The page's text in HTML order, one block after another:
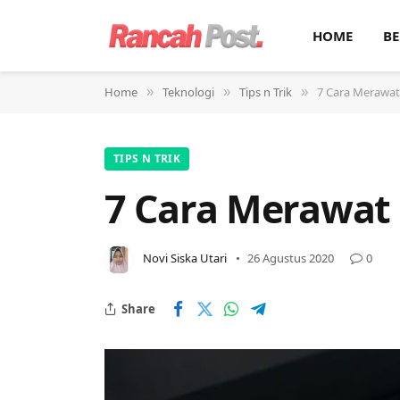
HOME
Home » Teknologi » Tips n Trik » 7 Cara
TIPS N TRIK
7 Cara
Novi Siska Utari 26 Agustus 2020 0
Share